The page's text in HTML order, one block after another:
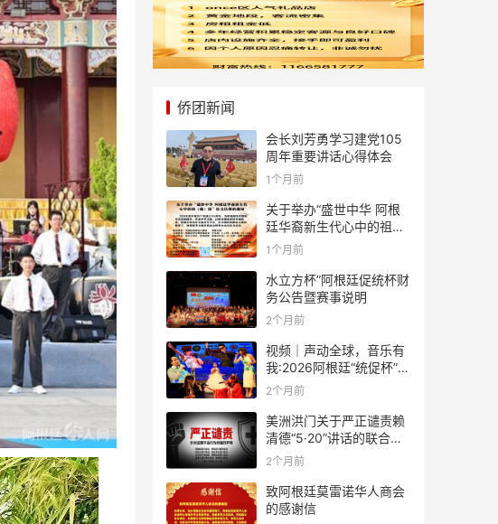
侨团新闻
会长刘芳勇学习建党105
周年重要讲话心得体会
1个月前
关于举办“盛世中华 阿根
廷华裔新生代心中的祖
(籍)国”征文比赛的通知
1个月前
水立方杯”阿根廷促统杯财
务公告暨赛事说明
2个月前
视频｜声动全球，音乐有
我:2026阿根廷“统促杯”水
立方中文歌曲大赛总决赛
2个月前
美洲洪门关于严正谴责赖
清德“5·20”讲话的联合声
明
2个月前
致阿根廷莫雷诺华人商会
的感谢信